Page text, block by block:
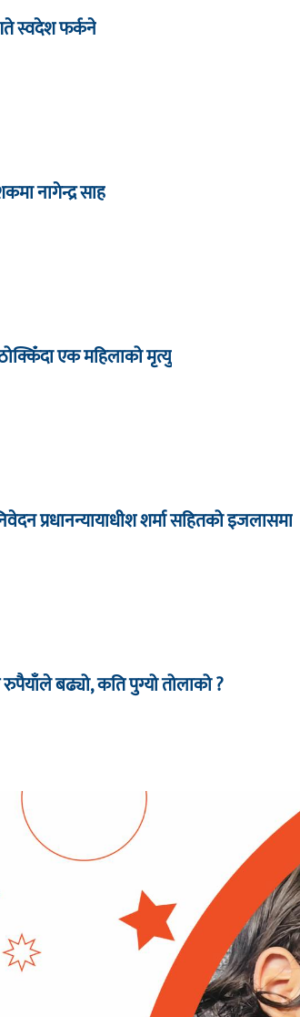
गते स्वदेश फर्कने
नागेन्द्र साह
एक महिलाको मृत्यु
प्रधानन्यायाधीश शर्मा सहितको इजलासमा
बढ्यो, कति पुग्यो तोलाको ?